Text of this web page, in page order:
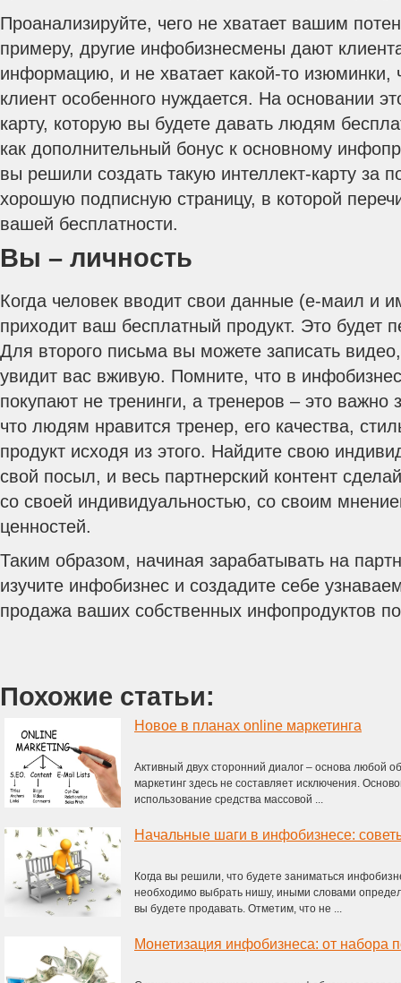
Проанализируйте, чего не хватает вашим
примеру, другие инфобизнесмены дают
информацию, и не хватает какой-то изюминки,
клиент особенного нуждается. На основании
карту, которую вы будете давать людям
как дополнительный бонус к основному
вы решили создать такую интеллект-карту за
хорошую подписную страницу, в которой
вашей бесплатности.
Вы – личность
Когда человек вводит свои данные (е-маил и
приходит ваш бесплатный продукт. Это будет
Для второго письма вы можете записать
увидит вас вживую. Помните, что в
покупают не тренинги, а тренеров – это важно
что людям нравится тренер, его качества,
продукт исходя из этого. Найдите свою
свой посыл, и весь партнерский контент
со своей индивидуальностью, со своим
ценностей.
Таким образом, начиная зарабатывать на
изучите инфобизнес и создадите себе
продажа ваших собственных инфопродуктов
Похожие статьи:
Новое в планах online маркетинга
Активный двух сторонний диалог – основа любой
маркетинг здесь не составляет исключения.
использование средства массовой ...
Начальные шаги в инфобизнесе:
Когда вы решили, что будете заниматься
необходимо выбрать нишу, иными словами
вы будете продавать. Отметим, что не ...